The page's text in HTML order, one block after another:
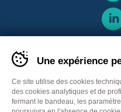
Une expérience
Ce site utilise des cookies
des cookies analytiques et de
fermant le bandeau, les